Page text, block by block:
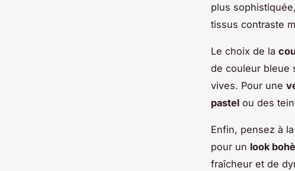
plus
tissus contraste
Le choix de la
de couleur bleue
vives. Pour une
pastel ou des
Enfin, pensez à la
pour un look
fraîcheur et de